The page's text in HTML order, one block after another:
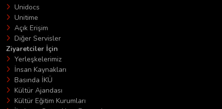
Unidocs
Unitime
Açık Erişim
Diğer Servisler
Ziyaretciler İçin
Yerleşkelerimiz
İnsan Kaynakları
Basında İKÜ
Kültür Ajandası
Kültür Eğitim Kurumları